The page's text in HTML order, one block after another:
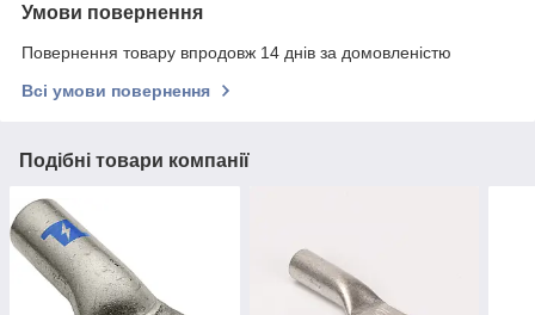
Умови повернення
Повернення товару впродовж 14 днів за домовленістю
Всі умови повернення
Подібні товари компанії